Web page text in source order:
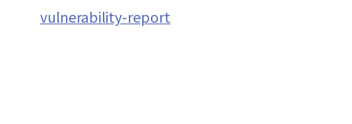
vulnerability-report